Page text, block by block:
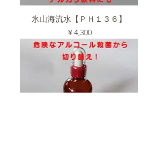
氷山海流水【ＰＨ１３６】
価格
￥4,300